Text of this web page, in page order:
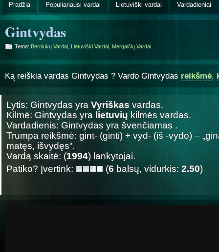
Pradžia Populiariausi vardai Lietuviški vardai Vardadieniai
Gintvydas
Tema: Berniukų Vardai Lietuviški Vardai Mergaičių Vardai
Ką reiškia vardas Gintvydas ? Vardo Gintvydas reikšmė,
Lytis: Gintvydas yra Vyriškas vardas.
Kilmė: Gintvydas yra lietuvių kilmės vardas.
Vardadienis: Gintvydas yra švenčiamas .
Trumpa reikšmė: gint- (ginti) + vyd- (iš -vydo) –
matęs, išvydęs“.
Vardą skaitė: (1994) lankytojai.
Patiko? Įvertink:
(6 balsų, vidurkis: 2.50)